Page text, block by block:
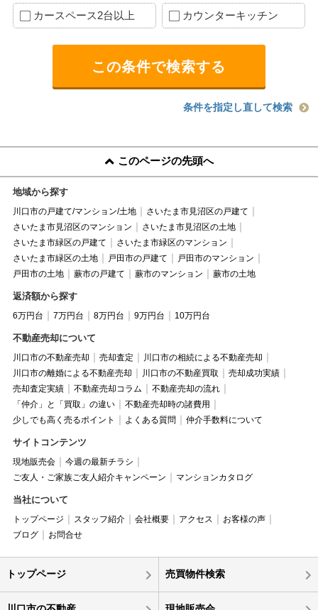
カースペース2台以上 カウンターキッチン
条件を指定し直して検索
このページの先頭へ
地域から探す
川口市の戸建て/マンション/土地
さいたま市見沼区の戸建て
さいたま市見沼区のマンション
さいたま市見沼区の土地
さいたま市緑区の戸建て
さいたま市緑区のマンション
さいたま市緑区の土地
戸田市の戸建て
戸田市のマンション
戸田市の土地
蕨市の戸建て 蕨市のマンション 蕨市の土地
返済額から探す
6万円台 7万円台 8万円台 9万円台 10万円台
不動産売却について
川口市の不動産売却 売却査定
川口市の相続による不動産売却
川口市の離婚による不動産売却
川口市の不動産買取
売却成功実績
売却査定実績
不動産売却コラム
不動産売却の流れ
「仲介」と「買取」の違い
不動産売却時の諸費用
少しでも高く売るポイント
よくある質問 仲介手数料について
サイトコンテンツ
現地販売会
今週の最新チラシ
ご友人・ご家族ご友人紹介キャンペーン
マンションカタログ
当社について
トップページ スタッフ紹介 会社概要 アクセス
お客様の声
ブログ
お問合せ
トップページ 売買物件検索